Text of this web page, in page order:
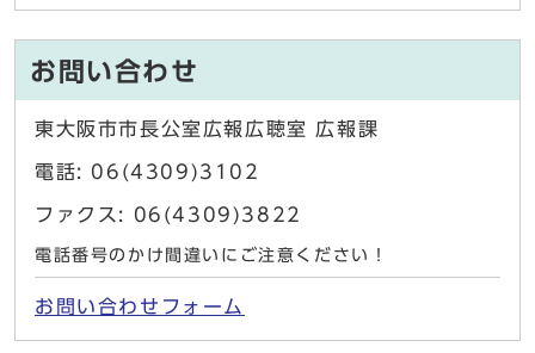
お問い合わせ
東大阪市市長公室広報広聴室 広報課
電話: 06(4309)3102
ファクス: 06(4309)3822
電話番号のかけ間違いにご注意ください！
お問い合わせフォーム